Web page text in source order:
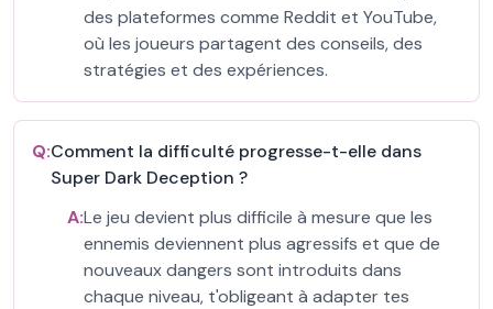
des plateformes comme Reddit et YouTube,
où les joueurs partagent des conseils, des
stratégies et des expériences.
Q:Comment la difficulté progresse-t-elle dans
Super Dark Deception ?
A:Le jeu devient plus difficile à mesure que les
ennemis deviennent plus agressifs et que de
nouveaux dangers sont introduits dans
chaque niveau, t'obligeant à adapter tes